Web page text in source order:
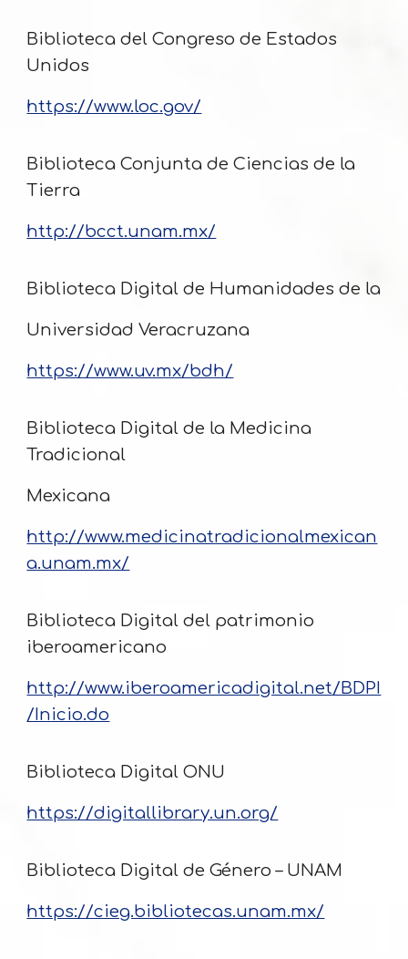
Biblioteca del Congreso de Estados
Unidos
https://www.loc.gov/
Biblioteca Conjunta de Ciencias de la
Tierra
http://bcct.unam.mx/
Biblioteca Digital de Humanidades de la
Universidad Veracruzana
https://www.uv.mx/bdh/
Biblioteca Digital de la Medicina
Tradicional
Mexicana
http://www.medicinatradicionalmexican
a.unam.mx/
Biblioteca Digital del patrimonio
iberoamericano
http://www.iberoamericadigital.net/BDPI
/Inicio.do
Biblioteca Digital ONU
https://digitallibrary.un.org/
Biblioteca Digital de Género – UNAM
https://cieg.bibliotecas.unam.mx/